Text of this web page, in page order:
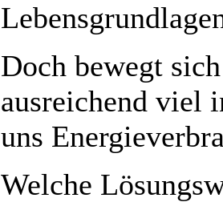
Doch bewegt
ausreichend viel
uns
Welche